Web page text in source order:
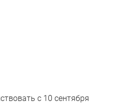
с 10 сентября